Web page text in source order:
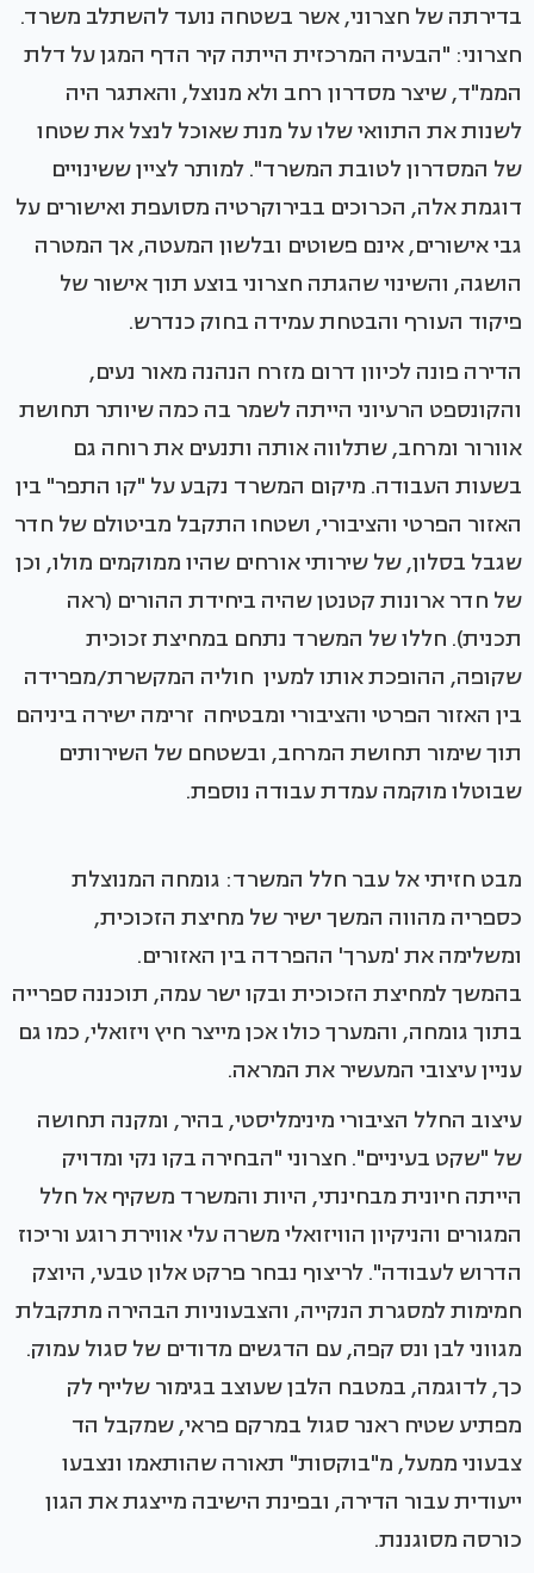
בדירתה של חצרוני, אשר בשטחה נועד להשתלב משרד.
חצרוני: "הבעיה המרכזית הייתה קיר הדף המגן על דלת
הממ"ד, שיצר מסדרון רחב ולא מנוצל, והאתגר היה
לשנות את התוואי שלו על מנת שאוכל לנצל את שטחו
של המסדרון לטובת המשרד". למותר לציין ששינויים
דוגמת אלה, הכרוכים בבירוקרטיה מסועפת ואישורים על
גבי אישורים, אינם פשוטים ובלשון המעטה, אך המטרה
הושגה, והשינוי שהגתה חצרוני בוצע תוך אישור של
פיקוד העורף והבטחת עמידה בחוק כנדרש.
הדירה פונה לכיוון דרום מזרח הנהנה מאור נעים,
והקונספט הרעיוני הייתה לשמר בה כמה שיותר תחושת
אוורור ומרחב, שתלווה אותה ותנעים את רוחה גם
בשעות העבודה. מיקום המשרד נקבע על "קו התפר" בין
האזור הפרטי והציבורי, ושטחו התקבל מביטולם של חדר
שגבל בסלון, של שירותי אורחים שהיו ממוקמים מולו, וכן
של חדר ארונות קטנטן שהיה ביחידת ההורים (ראה
תכנית). חללו של המשרד נתחם במחיצת זכוכית
שקופה, ההופכת אותו למעין חוליה המקשרת/מפרידה
בין האזור הפרטי והציבורי ומבטיחה זרימה ישירה ביניהם
תוך שימור תחושת המרחב, ובשטחם של השירותים
שבוטלו מוקמה עמדת עבודה נוספת.
מבט חזיתי אל עבר חלל המשרד: גומחה המנוצלת
כספריה מהווה המשך ישיר של מחיצת הזכוכית,
ומשלימה את 'מערך' ההפרדה בין האזורים.
בהמשך למחיצת הזכוכית ובקו ישר עמה, תוכננה ספרייה
בתוך גומחה, והמערך כולו אכן מייצר חיץ ויזואלי, כמו גם
עניין עיצובי המעשיר את המראה.
עיצוב החלל הציבורי מינימליסטי, בהיר, ומקנה תחושה
של "שקט בעיניים". חצרוני "הבחירה בקו נקי ומדויק
הייתה חיונית מבחינתי, היות והמשרד משקיף אל חלל
המגורים והניקיון הוויזואלי משרה עלי אווירת רוגע וריכוז
הדרוש לעבודה". לריצוף נבחר פרקט אלון טבעי, היוצק
חמימות למסגרת הנקייה, והצבעוניות הבהירה מתקבלת
מגווני לבן ונס קפה, עם הדגשים מדודים של סגול עמוק.
כך, לדוגמה, במטבח הלבן שעוצב בגימור שלייף לק
מפתיע שטיח ראנר סגול במרקם פראי, שמקבל הד
צבעוני ממעל, מ"בוקסות" תאורה שהותאמו ונצבעו
ייעודית עבור הדירה, ובפינת הישיבה מייצגת את הגון
כורסה מסוגננת.